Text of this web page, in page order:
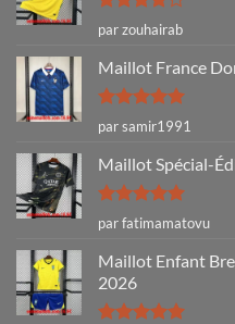
Note4
sur 5
par zouhairab
Maillot France
Note5sur
5
par samir1991
Maillot Spécial-
Note5sur
5
par fatimamatovu
Maillot Enfant
2026